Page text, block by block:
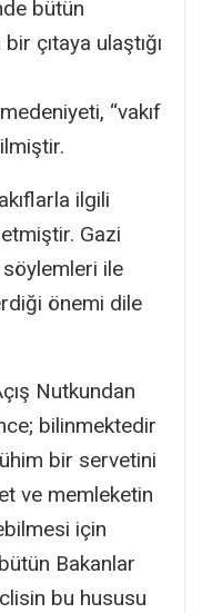
bütün
çıtaya ulaştığı
“vakıf
ilgili
Gazi
ile
önemi dile
Nutkundan
bilinmektedir
bir servetini
ve memleketin
için
Bakanlar
bu hususu